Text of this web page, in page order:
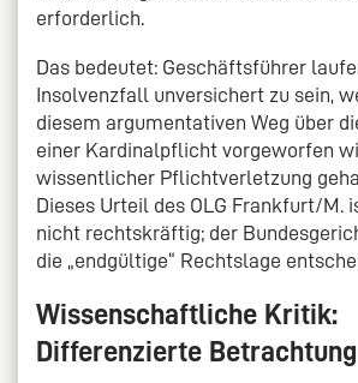
erforderlich.
Das bedeutet: Geschäftsführer
Insolvenzfall unversichert zu sein,
diesem argumentativen Weg über
einer Kardinalpflicht vorgeworfen
wissentlicher Pflichtverletzung
Dieses Urteil des OLG Frankfurt/M.
nicht rechtskräftig; der
die „endgültige“ Rechtslage
Wissenschaftliche Kritik:
Differenzierte